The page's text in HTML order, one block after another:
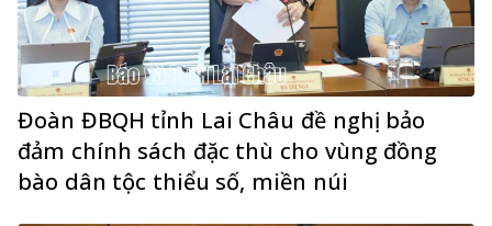
Đoàn ĐBQH tỉnh Lai Châu đề nghị bảo
đảm chính sách đặc thù cho vùng đồng
bào dân tộc thiểu số, miền núi